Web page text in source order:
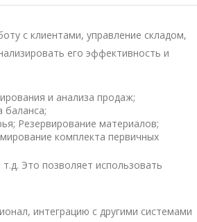
с клиентами, управление складом,
его эффективность и
и анализа продаж;
баланса;
Резервирование материалов;
комплекта первичных
Это позволяет использовать
интеграцию с другими системами